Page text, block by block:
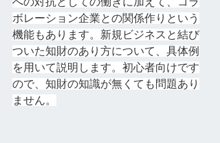
ボレーション企業との関係作りという
機能もあります。新規ビジネスと結び
ついた知財のあり方について、具体例
を用いて説明します。初心者向けです
ので、知財の知識が無くても問題あり
ません。